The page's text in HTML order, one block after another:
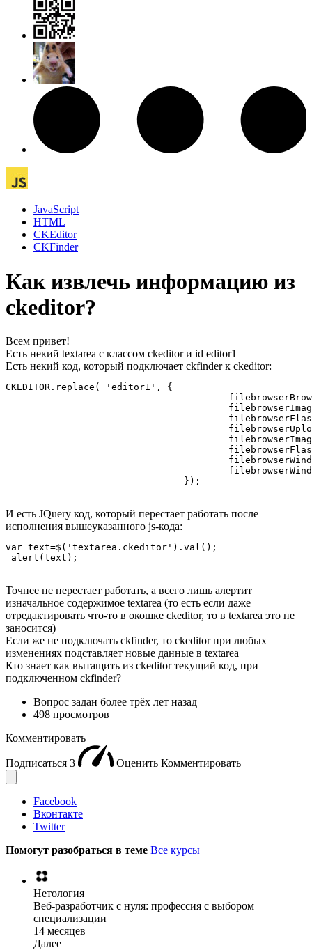
JavaScript
HTML
CKEditor
CKFinder
Как извлечь информацию из
ckeditor?
Всем привет!
Есть некий textarea с классом ckeditor и id editor1
Есть некий код, который подключает ckfinder к ckeditor:
CKEDITOR.replace( 'editor1', {
				});
И есть JQuery код, который перестает работать после
исполнения вышеуказанного js-кода:
var text=$('textarea.ckeditor').val();
alert(text);
Точнее не перестает работать, а всего лишь алертит
изначальное содержимое textarea (то есть если даже
отредактировать что-то в окошке ckeditor, то в textarea это не
заносится)
Если же не подключать ckfinder, то ckeditor при любых
изменениях подставляет новые данные в textarea
Кто знает как вытащить из ckeditor текущий код, при
подключенном ckfinder?
Вопрос задан более трёх лет назад
498 просмотров
Комментировать
Подписаться 3 Оценить Комментировать
Facebook
Вконтакте
Twitter
Помогут разобраться в теме Все курсы
Нетология
Веб-разработчик с нуля: профессия с выбором
специализации
14 месяцев
Далее